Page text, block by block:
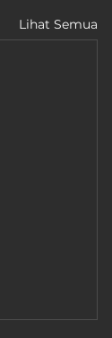
Lihat Semua